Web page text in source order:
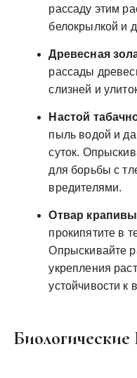
рассаду этим
белокрылкой и
Древесная
рассады
слизней и
Настой
пыль водой и
суток.
для борьбы с
вредителями.
Отвар
прокипятите в
Опрыскивайте
укрепления
устойчивости к